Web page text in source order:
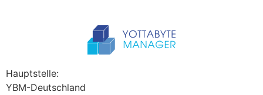
Hauptstelle:
YBM-Deutschland